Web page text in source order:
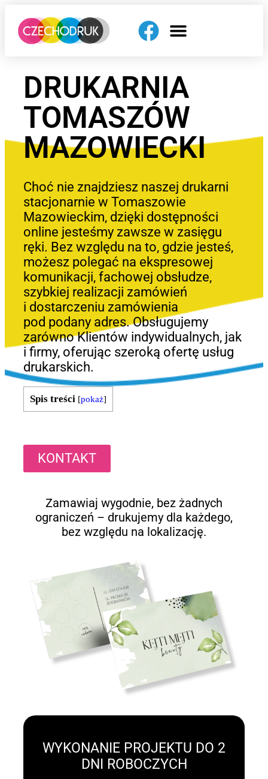
DRUKARNIA
TOMASZÓW
MAZOWIECKI
Choć nie znajdziesz naszej drukarni
stacjonarnie w Tomaszowie
Mazowieckim, dzięki dostępności
online jesteśmy zawsze w zasięgu
ręki. Bez względu na to, gdzie jesteś,
możesz polegać na ekspresowej
komunikacji, fachowej obsłudze,
szybkiej realizacji zamówień
i dostarczeniu zamówienia
pod podany adres. Obsługujemy
zarówno Klientów indywidualnych, jak
i firmy, oferując szeroką ofertę usług
drukarskich.
Spis treści [pokaż]
KONTAKT
Zamawiaj wygodnie, bez żadnych
ograniczeń – drukujemy dla każdego,
bez względu na lokalizację.
WYKONANIE PROJEKTU DO 2
DNI ROBOCZYCH